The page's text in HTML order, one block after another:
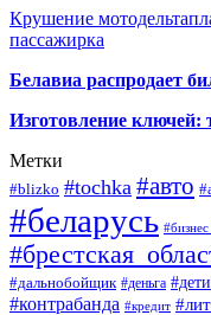
Крушение
пассажирка
Белавиа распродает
Изготовление ключей:
Метки
#blizko #tochka #авто
#беларусь
#дальнобойщик #деньга #дети
#контрабанда #кредит